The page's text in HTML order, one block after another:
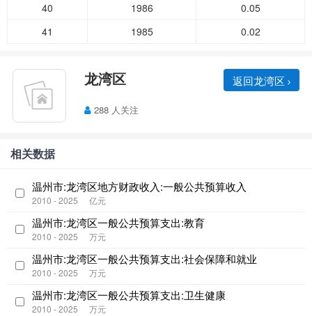
40
1986
0.05
41
1985 0.02
龙湾区 返回龙湾区
288 人关注
相关数据
温州市:龙湾区地方财政收入:一般公共预算收入
2010 - 2025 亿元
温州市:龙湾区一般公共预算支出:教育
2010 - 2025 万元
温州市:龙湾区一般公共预算支出:社会保障和就业
2010 - 2025 万元
温州市:龙湾区一般公共预算支出:卫生健康
2010 - 2025 万元